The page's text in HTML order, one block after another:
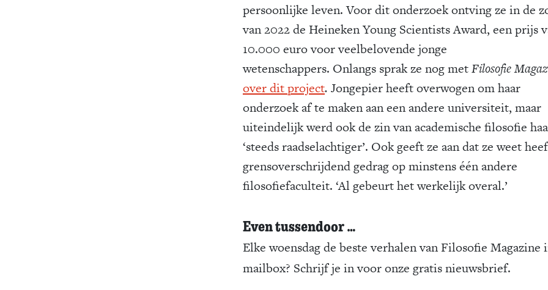
persoonlijke leven. Voor dit onderzoek ontving ze in de
van 2022 de Heineken Young Scientists Award, een prijs
10.000 euro voor veelbelovende jonge
wetenschappers. Onlangs sprak ze nog metFilosofie
over dit project. Jongepier heeft overwogen om haar
onderzoek af te maken aan een andere universiteit, maar
uiteindelijk werd ook de zin van academische filosofie
‘steeds raadselachtiger’. Ook geeft ze aan dat ze weet
grensoverschrijdend gedrag op minstens één andere
filosofiefaculteit. ‘Al gebeurt het werkelijk overal.’
Even tussendoor …
Elke woensdag de beste verhalen van Filosofie Magazine
mailbox? Schrijf je in voor onze gratis nieuwsbrief.